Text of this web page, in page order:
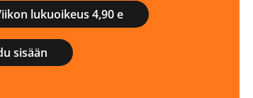
lukuoikeus 4,90 e
sisään